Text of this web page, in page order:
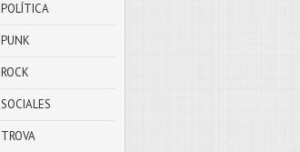
POLÍTICA
PUNK
ROCK
SOCIALES
TROVA